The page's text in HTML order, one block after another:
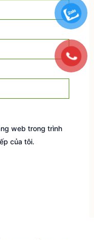
web trong trình
của tôi.